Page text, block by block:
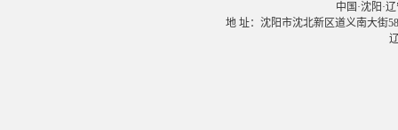
中国·沈阳·
地 址：沈阳市沈北新区道义南大街